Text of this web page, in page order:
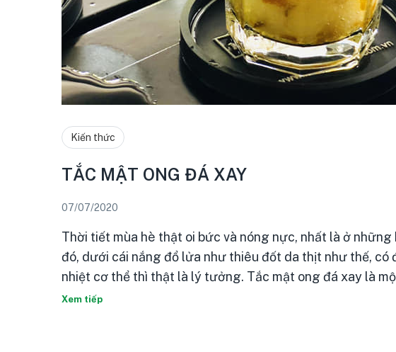
Kiến thức
TẮC MẬT ONG ĐÁ XAY
07/07/2020
Thời tiết mùa hè thật oi bức và nóng nực, nhất là ở những
đó, dưới cái nắng đổ lửa như thiêu đốt da thịt như thế,
nhiệt cơ thể thì thật là lý tưởng. Tắc mật ong đá xay là
Xem tiếp